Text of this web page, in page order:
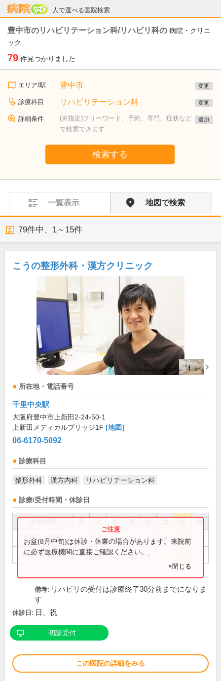
人で選べる医院検索
病院なび
豊中市のリハビリテーション科/リハビリ科の 病院・クリニ
ック
79 件見つかりました
エリア/駅 豊中市 変更
診療科目 リハビリテーション科 変更
詳細条件
(未指定)フリーワード、予約、専門、症状など
で検索できます
追加
検索する
一覧表示 地図で検索
79件中、 1～15件
こうの整形外科・漢方クリニック
所在地・電話番号
千里中央駅
大阪府豊中市上新田2-24-50-1
上新田メディカルブリッジ1F [地図]
06-6170-5092
診療科目
整形外科 漢方内科 リハビリテーション科
診療/受付時間・休診日
祝
9:00～12:00 ● ● ● ● ●
16:00～19:00 ● ● ●
お盆(8月中旬)は休診・休業の場合があります。来院前
に必ず医療機関に直接ご確認ください。
×閉じる
備考: リハビリの受付は診療終了30分前までになりま
す
休診日: 日、祝
初診受付
この医院の詳細をみる